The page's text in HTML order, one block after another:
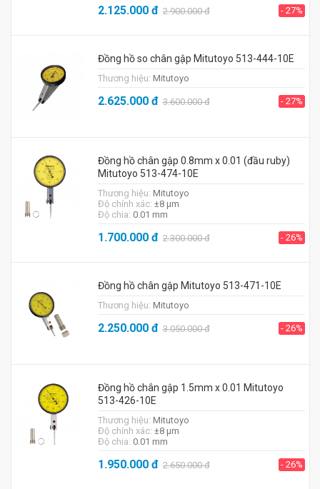
2.125.000đ 2.900.000đ - 27%
Đồng hồ so chân gập Mitutoyo 513-444-10E
Thương hiệu: Mitutoyo
2.625.000đ 3.600.000đ - 27%
Đồng hồ chân gập 0.8mm x 0.01 (đầu ruby)
Mitutoyo 513-474-10E
Thương hiệu: Mitutoyo
Độ chính xác: ±8 μm
Độ chia: 0.01 mm
1.700.000đ 2.300.000đ - 26%
Đồng hồ chân gập Mitutoyo 513-471-10E
Thương hiệu: Mitutoyo
2.250.000đ 3.050.000đ - 26%
Đồng hồ chân gập 1.5mm x 0.01 Mitutoyo
513-426-10E
Thương hiệu: Mitutoyo
Độ chính xác: ±8 μm
Độ chia: 0.01 mm
1.950.000đ 2.650.000đ - 26%